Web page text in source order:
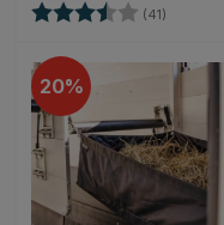
Bewertung: (41) 3.9
20